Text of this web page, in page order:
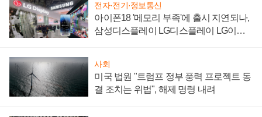
전자·전기·정보통신
아이폰18 '메모리 부족'에 출시 지연되나,
삼성디스플레이 LG디스플레이 LG이노
사회
미국 법원 "트럼프 정부 풍력 프로젝트 동
결 조치는 위법", 해제 명령 내려